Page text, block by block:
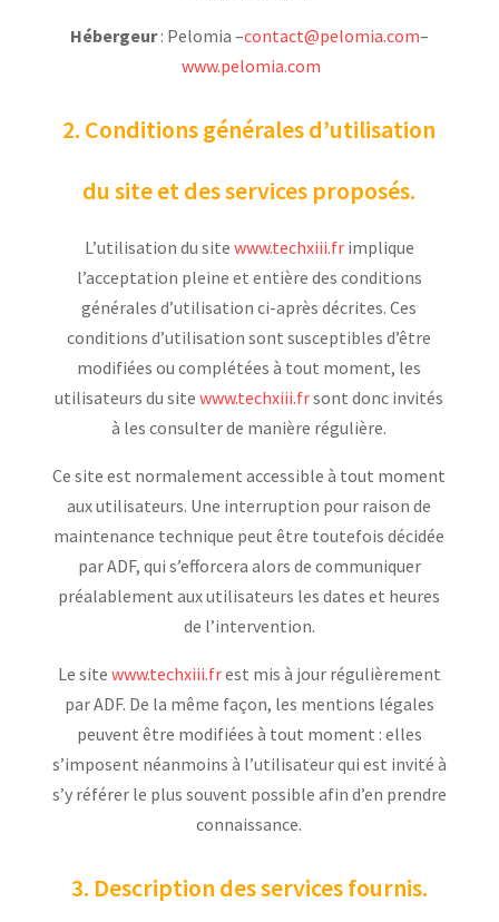
Hébergeur: Pelomia –contact@pelomia.com–
www.pelomia.com
2. Conditions générales d’utilisation
du site et des services proposés.
L’utilisation du site www.techxiii.frimplique
l’acceptation pleine et entière des conditions
générales d’utilisation ci-après décrites. Ces
conditions d’utilisation sont susceptibles d’être
modifiées ou complétées à tout moment, les
utilisateurs du sitewww.techxiii.frsont donc invités
à les consulter de manière régulière.
Ce site est normalement accessible à tout moment
aux utilisateurs. Une interruption pour raison de
maintenance technique peut être toutefois décidée
par ADF, qui s’efforcera alors de communiquer
préalablement aux utilisateurs les dates et heures
de l’intervention.
Le site www.techxiii.frest mis à jour régulièrement
par ADF. De la même façon, les mentions légales
peuvent être modifiées à tout moment : elles
s’imposent néanmoins à l’utilisateur qui est invité à
s’y référer le plus souvent possible afin d’en prendre
connaissance.
3. Description des services fournis.